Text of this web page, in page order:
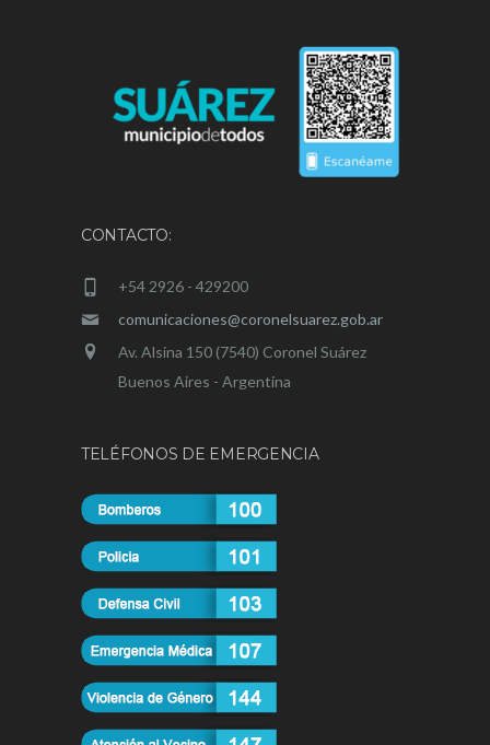
CONTACTO:
+54 2926 - 429200
comunicaciones@coronelsuarez.gob.ar
Av. Alsina 150 (7540) Coronel Suárez
Buenos Aires - Argentina
TELÉFONOS DE EMERGENCIA